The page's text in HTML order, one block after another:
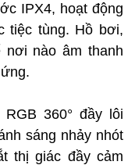
IPX4, hoạt động
tiệc tùng. Hồ bơi,
nào âm thanh
360° đầy lôi
sáng nhảy nhót
thị giác đầy cảm